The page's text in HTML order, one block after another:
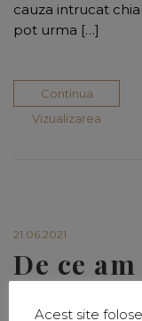
cauza intrucat
pot urma […]
Continua
Vizualizarea
21.06.2021
De ce
Acest site